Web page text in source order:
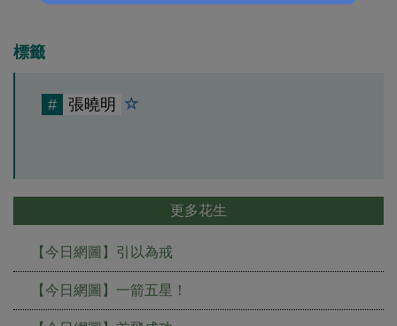
標籤
# 張曉明
更多花生
【今日網圖】引以為戒
【今日網圖】一箭五星！